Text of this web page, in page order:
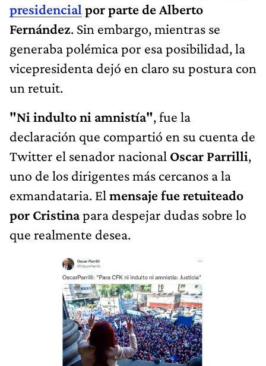
presidencial por parte de Alberto
Fernández. Sin embargo, mientras se
generaba polémica por esa posibilidad, la
vicepresidenta dejó en claro su postura con
un retuit.
"Ni indulto ni amnistía", fue la
declaración que compartió en su cuenta de
Twitter el senador nacional Oscar Parrilli,
uno de los dirigentes más cercanos a la
exmandataria. El mensaje fue retuiteado
por Cristinapara despejar dudas sobre lo
que realmente desea.